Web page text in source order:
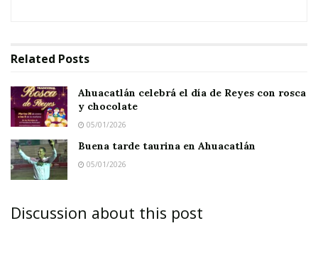
Related Posts
Ahuacatlán celebrá el día de Reyes con rosca
y chocolate
05/01/2026
Buena tarde taurina en Ahuacatlán
05/01/2026
Discussion about this post